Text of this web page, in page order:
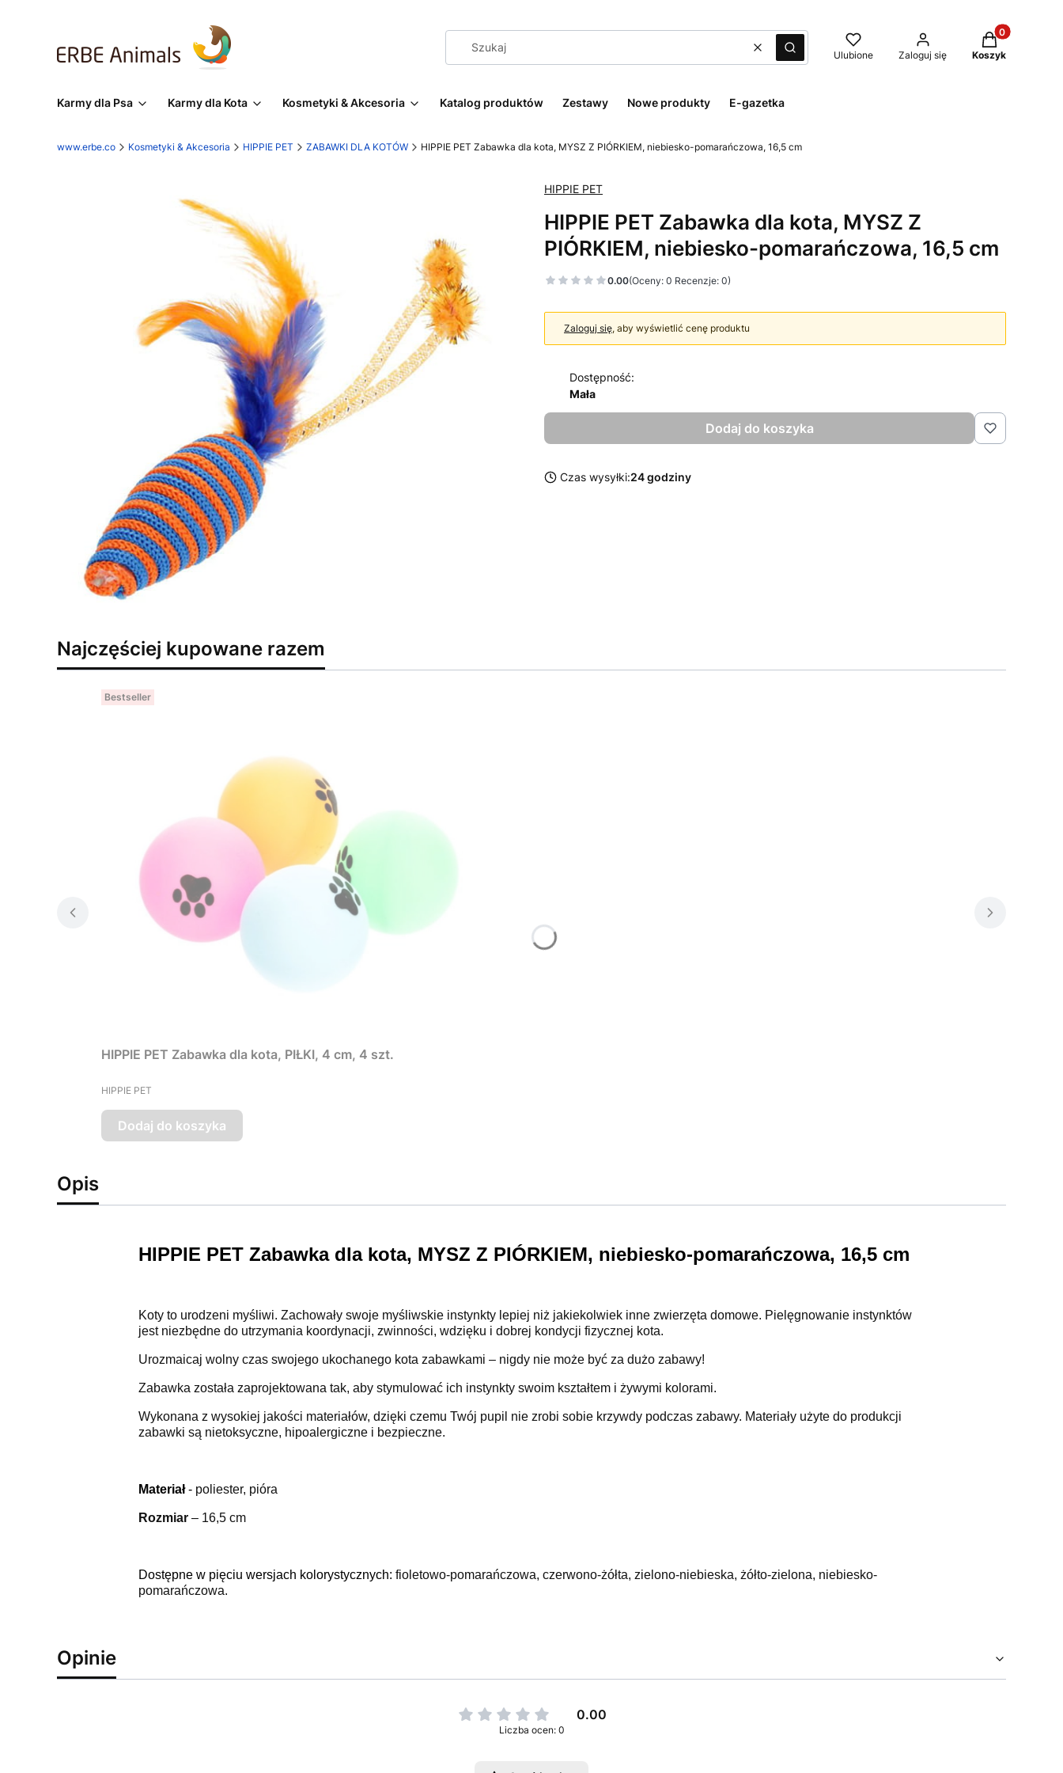
WyczyśćSzukaj Ulubione Zaloguj się
Produkty w
Koszyk
Karmy dla Psa Karmy dla Kota Kosmetyki & Akcesoria Katalog produktów Zestawy Nowe produkty E-gazetka
www.erbe.co Kosmetyki & Akcesoria HIPPIE PET ZABAWKI DLA KOTÓW HIPPIE PET Zabawka dla kota, MYSZ Z PIÓRKIEM, niebiesko-pomarańczowa, 16,5 cm
HIPPIE PET
HIPPIE PET Zabawka dla kota, MYSZ Z
PIÓRKIEM, niebiesko-pomarańczowa, 16,5 cm
0.00(Oceny: 0 Recenzje: 0)
Zaloguj się, aby wyświetlić cenę produktu
Dostępność:
Mała
Dodaj do koszyka
Czas wysyłki:24 godziny
Najczęściej kupowane razem
Bestseller
HIPPIE PET Zabawka dla kota, PIŁKI, 4 cm, 4 szt.
PRODUCENT
HIPPIE PET
Dodaj do koszyka
Opis
HIPPIE PET Zabawka dla kota, MYSZ Z PIÓRKIEM, niebiesko-pomarańczowa, 16,5 cm
Koty to urodzeni myśliwi. Zachowały swoje myśliwskie instynkty lepiej niż jakiekolwiek inne zwierzęta domowe. Pielęgnowanie instynktów
jest niezbędne do utrzymania koordynacji, zwinności, wdzięku i dobrej kondycji fizycznej kota.
Urozmaicaj wolny czas swojego ukochanego kota zabawkami – nigdy nie może być za dużo zabawy!
Zabawka została zaprojektowana tak, aby stymulować ich instynkty swoim kształtem i żywymi kolorami.
Wykonana z wysokiej jakości materiałów, dzięki czemu Twój pupil nie zrobi sobie krzywdy podczas zabawy. Materiały użyte do produkcji
zabawki są nietoksyczne, hipoalergiczne i bezpieczne.
Materiał- poliester, pióra
Rozmiar– 16,5 cm
Dostępne w pięciu wersjach kolorystycznych: fioletowo-pomarańczowa, czerwono-żółta, zielono-niebieska, żółto-zielona, niebiesko-
pomarańczowa.
Opinie
0.00
Liczba ocen: 0